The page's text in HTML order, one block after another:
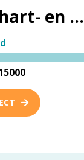
Samen hart- en vaatziekten eerder opsporen